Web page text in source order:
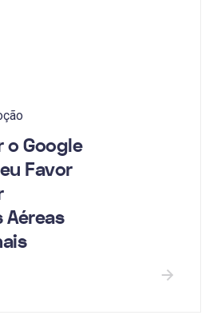
o Google
Favor
Aéreas